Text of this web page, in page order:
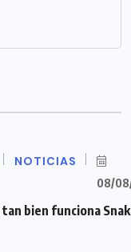
NOTICIAS
08/
tan bien funciona